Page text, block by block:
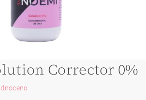
Corrector 0%